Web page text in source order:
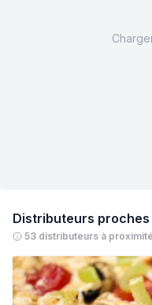
Distributeurs proches
53 distributeurs à proximité